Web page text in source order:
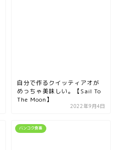
自分で作るクイッティアオが
めっちゃ美味しい。【Sail To
The Moon】
2022年9月4日
バンコク食事